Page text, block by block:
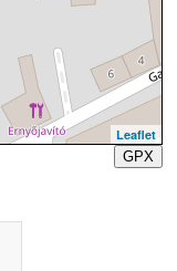
Leaflet
GPX